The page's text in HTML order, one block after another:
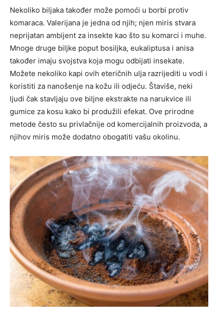
Nekoliko biljaka također može pomoći u borbi protiv
komaraca. Valerijana je jedna od njih; njen miris stvara
neprijatan ambijent za insekte kao što su komarci i muhe.
Mnoge druge biljke poput bosiljka, eukaliptusa i anisa
također imaju svojstva koja mogu odbijati insekate.
Možete nekoliko kapi ovih eteričnih ulja razrijediti u vodi i
koristiti za nanošenje na kožu ili odjeću. Štaviše, neki
ljudi čak stavljaju ove biljne ekstrakte na narukvice ili
gumice za kosu kako bi produžili efekat. Ove prirodne
metode često su privlačnije od komercijalnih proizvoda, a
njihov miris može dodatno obogatiti vašu okolinu.